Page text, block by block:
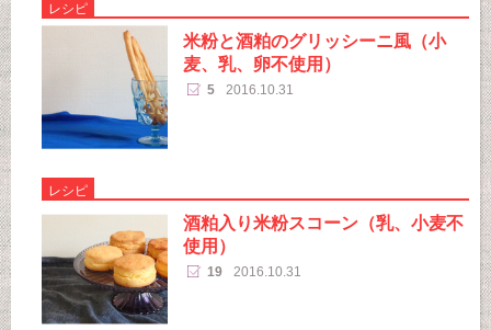
レシピ
米粉と酒粕のグリッシーニ風（小
麦、乳、卵不使用）
5 2016.10.31
レシピ
酒粕入り米粉スコーン（乳、小麦不
使用）
19 2016.10.31